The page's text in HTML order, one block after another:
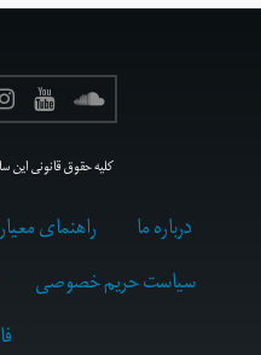
کلیه حقوق قانونی این
درباره ما راهنمای
سیاست حریم خصوصی